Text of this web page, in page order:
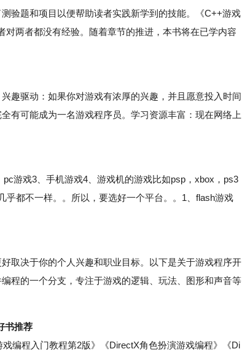
题和项目以便帮助读者实践新学到的技能。《C++游戏
两者都没有经验。随着章节的推进，本书将在已学内容
驱动：如果你对游戏有浓厚的兴趣，并且愿意投入时间
有可能成为一名游戏程序员。学习资源丰富：现在网络上
游戏3、手机游戏4、游戏机的游戏比如psp，xbox，ps3
都不一样。。所以，要选好一个平台。。1、flash游戏
决于你的个人兴趣和职业目标。以下是关于游戏程序开
程的一个分支，专注于游戏的逻辑、玩法、图形和声音等
书推荐
程入门教程第2版》《DirectX角色扮演游戏编程》《Di